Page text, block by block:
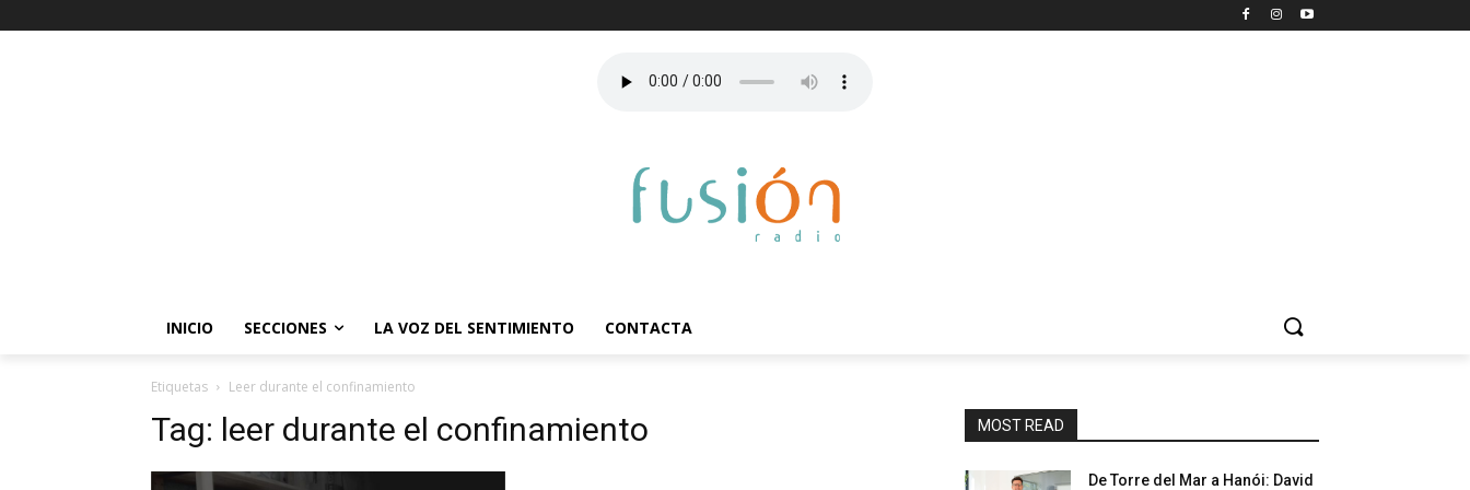
INICIO SECCIONES LA VOZ DEL SENTIMIENTO CONTACTA
Etiquetas Leer durante el confinamiento
Tag: leer durante el confinamiento MOST READ
De Torre del Mar a Hanói: David